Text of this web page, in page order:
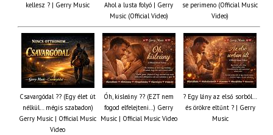
kellesz ? | Gerry Music
Ahol a lusta folyó | Gerry
Music (Official Video)
se perimeno (Official Music
Video)
Csavargódal ?? (Egy élet út
nélkül… mégis szabadon)
Gerry Music | Official Music
Video
Óh, kisleány ?? (EZT nem
fogod elfelejteni…) Gerry
Music | Official Music Video
? Egy lány az első sorból…
és örökre eltűnt ? | Gerry
Music